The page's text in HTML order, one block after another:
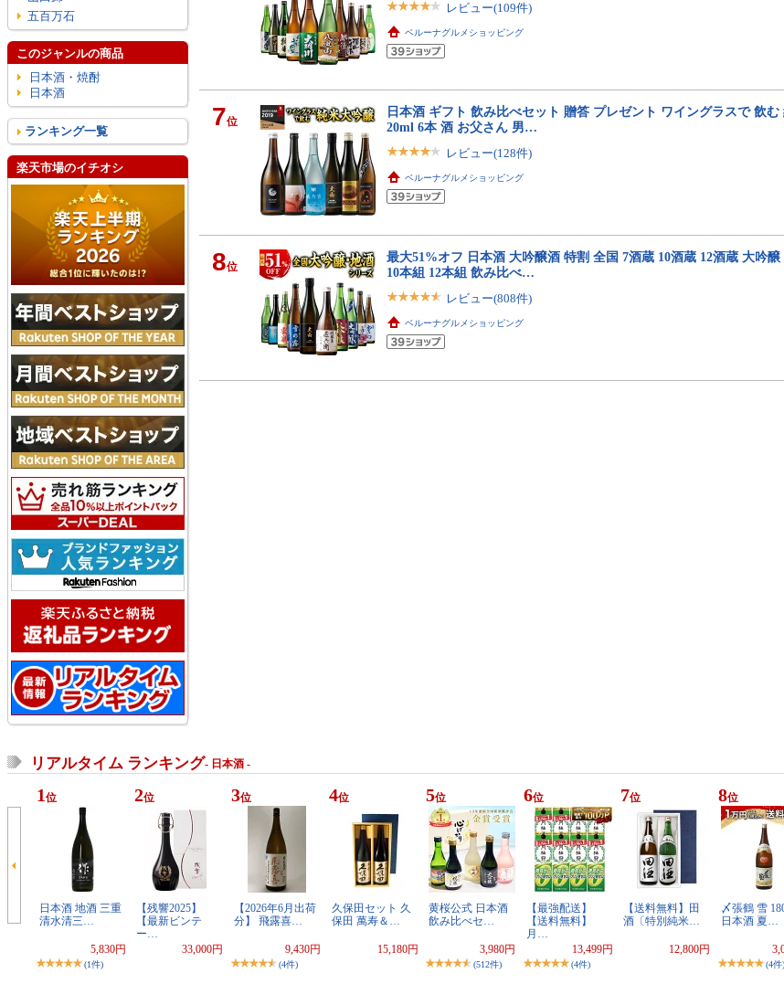
レビュー(109件)
ベルーナグルメショッピング
7位
日本酒 ギフト 飲み比べセット 贈答 プレゼント ワイングラスで 飲
20ml 6本 酒 お父さん 男…
レビュー(128件)
ベルーナグルメショッピング
8位
最大51%オフ 日本酒 大吟醸酒 特割 全国 7酒蔵 10酒蔵 12酒蔵 大吟醸
10本組 12本組 飲み比べ…
レビュー(808件)
ベルーナグルメショッピング
五百万石
このジャンルの商品
日本酒・焼酎
日本酒
ランキング一覧
楽天市場のイチオシ
リアルタイム ランキング- 日本酒 -
1 位
日本酒 地酒 三重
清水清三…
5,830円
(1件)
2位
【残響2025】
【最新ビンテ
ー…
33,000円
3位
【2026年6月出荷
分】 飛露喜…
9,430円
(4件)
4位
久保田セット 久
保田 萬寿＆…
15,180円
5位
黄桜公式 日本酒
飲み比べセ…
3,980円
(512件)
6位
【最強配送】
【送料無料】
月…
13,499円
(4件)
7位
【送料無料】田
酒〔特別純米…
12,800円
8位
〆張鶴 雪
日本酒 夏…
(4件)